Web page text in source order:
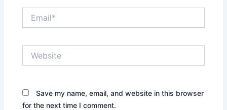
Save my name, email, and website in this browser
for the next time I comment.